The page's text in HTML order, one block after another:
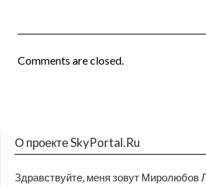
Comments are closed.
О проекте SkyPortal.Ru
Здравствуйте, меня зовут Миролюбов